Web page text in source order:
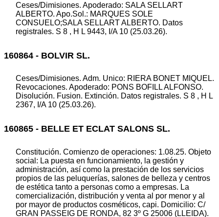
Ceses/Dimisiones. Apoderado: SALA SELLART
ALBERTO. Apo.Sol.: MARQUES SOLE
CONSUELO;SALA SELLART ALBERTO. Datos
registrales. S 8 , H L 9443, I/A 10 (25.03.26).
160864 - BOLVIR SL.
Ceses/Dimisiones. Adm. Unico: RIERA BONET MIQUEL.
Revocaciones. Apoderado: PONS BOFILL ALFONSO.
Disolución. Fusion. Extinción. Datos registrales. S 8 , H L
2367, I/A 10 (25.03.26).
160865 - BELLE ET ECLAT SALONS SL.
Constitución. Comienzo de operaciones: 1.08.25. Objeto
social: La puesta en funcionamiento, la gestión y
administración, así como la prestación de los servicios
propios de las peluquerías, salones de belleza y centros
de estética tanto a personas como a empresas. La
comercialización, distribución y venta al por menor y al
por mayor de productos cosméticos, capi. Domicilio: C/
GRAN PASSEIG DE RONDA, 82 3º G 25006 (LLEIDA).